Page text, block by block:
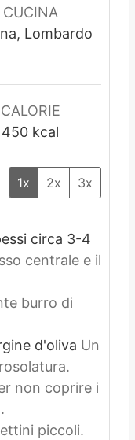
CUCINA
Lombardo
CALORIE
450 kcal
1x 2x 3x
circa 3-4
centrale e il
burro di
d'oliva Un
non coprire i
piccoli.